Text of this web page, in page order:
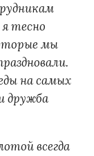
тесно
мы
на самых
дружба
всегда